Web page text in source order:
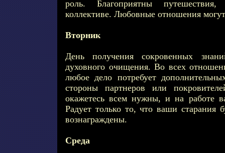
роль. Благоприятны
коллективе. Любовные отношения
Вторник
День получения сокровенных
духовного очищения. Во всех
любое дело потребует
стороны партнеров или
окажетесь всем нужны, и на работе
Радует только то, что ваши старания
вознаграждены.
Среда